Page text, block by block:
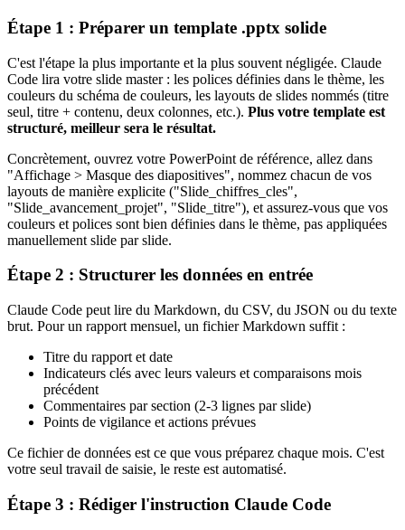
Étape 1 : Préparer un template .pptx solide
C'est l'étape la plus importante et la plus souvent négligée. Claude
Code lira votre slide master : les polices définies dans le thème, les
couleurs du schéma de couleurs, les layouts de slides nommés (titre
seul, titre + contenu, deux colonnes, etc.). Plus votre template est
structuré, meilleur sera le résultat.
Concrètement, ouvrez votre PowerPoint de référence, allez dans
"Affichage > Masque des diapositives", nommez chacun de vos
layouts de manière explicite ("Slide_chiffres_cles",
"Slide_avancement_projet", "Slide_titre"), et assurez-vous que vos
couleurs et polices sont bien définies dans le thème, pas appliquées
manuellement slide par slide.
Étape 2 : Structurer les données en entrée
Claude Code peut lire du Markdown, du CSV, du JSON ou du texte
brut. Pour un rapport mensuel, un fichier Markdown suffit :
Titre du rapport et date
Indicateurs clés avec leurs valeurs et comparaisons mois
précédent
Commentaires par section (2-3 lignes par slide)
Points de vigilance et actions prévues
Ce fichier de données est ce que vous préparez chaque mois. C'est
votre seul travail de saisie, le reste est automatisé.
Étape 3 : Rédiger l'instruction Claude Code